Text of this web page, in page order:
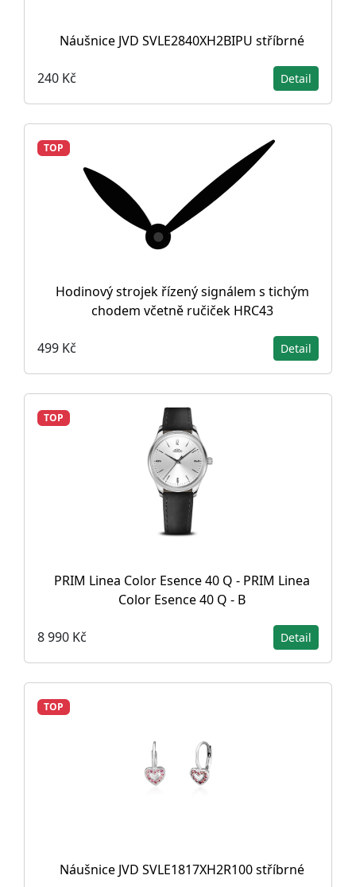
Náušnice JVD SVLE2840XH2BIPU stříbrné
240 Kč Detail
TOP
Hodinový strojek řízený signálem s tichým
chodem včetně ručiček HRC43
499 Kč Detail
TOP
PRIM Linea Color Esence 40 Q - PRIM Linea
Color Esence 40 Q - B
8 990 Kč Detail
TOP
Náušnice JVD SVLE1817XH2R100 stříbrné